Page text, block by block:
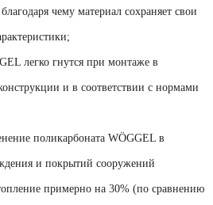
чему материал сохраняет свои
легко гнутся при монтаже в
и в соответствии с нормами
поликарбоната WÖGGEL в
и покрытий сооружений
примерно на 30% (по сравнению